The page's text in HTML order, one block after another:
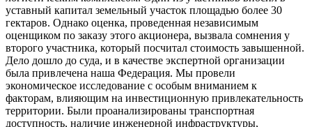
уставный капитал земельный участок площадью более 30
гектаров. Однако оценка, проведенная независимым
оценщиком по заказу этого акционера, вызвала сомнения у
второго участника, который посчитал стоимость завышенной.
Дело дошло до суда, и в качестве экспертной организации
была привлечена наша Федерация. Мы провели
экономическое исследование с особым вниманием к
факторам, влияющим на инвестиционную привлекательность
территории. Были проанализированы транспортная
доступность, наличие инженерной инфраструктуры,